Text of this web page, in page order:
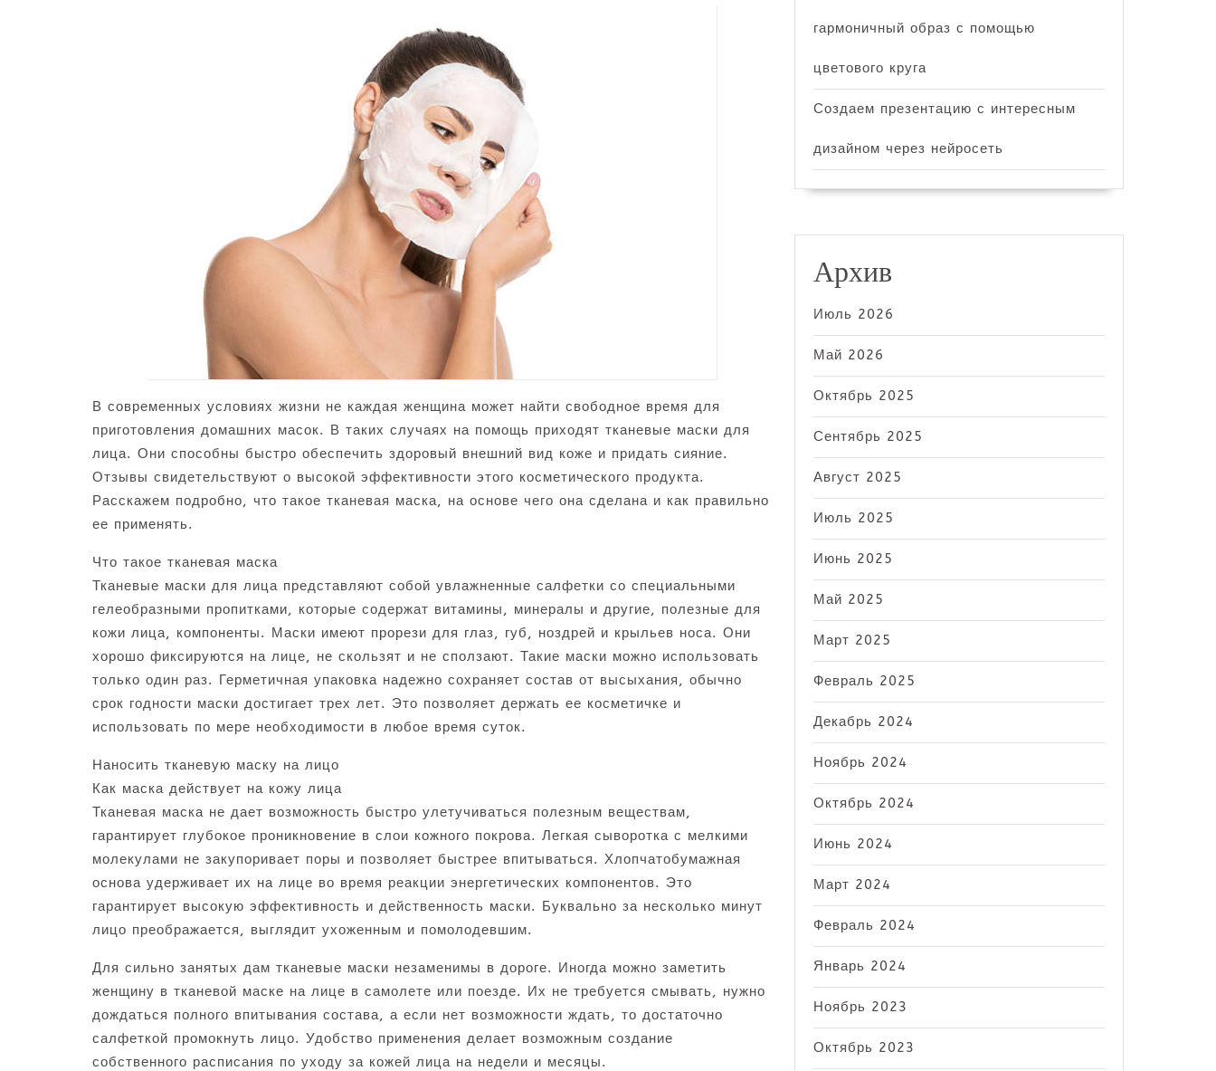
В современных условиях жизни не каждая женщина может найти свободное время для
приготовления домашних масок. В таких случаях на помощь приходят тканевые маски для
лица. Они способны быстро обеспечить здоровый внешний вид коже и придать сияние.
Отзывы свидетельствуют о высокой эффективности этого косметического продукта.
Расскажем подробно, что такое тканевая маска, на основе чего она сделана и как правильно
ее применять.
Что такое тканевая маска
Тканевые маски для лица представляют собой увлажненные салфетки со специальными
гелеобразными пропитками, которые содержат витамины, минералы и другие, полезные для
кожи лица, компоненты. Маски имеют прорези для глаз, губ, ноздрей и крыльев носа. Они
хорошо фиксируются на лице, не скользят и не сползают. Такие маски можно использовать
только один раз. Герметичная упаковка надежно сохраняет состав от высыхания, обычно
срок годности маски достигает трех лет. Это позволяет держать ее косметичке и
использовать по мере необходимости в любое время суток.
Наносить тканевую маску на лицо
Как маска действует на кожу лица
Тканевая маска не дает возможность быстро улетучиваться полезным веществам,
гарантирует глубокое проникновение в слои кожного покрова. Легкая сыворотка с мелкими
молекулами не закупоривает поры и позволяет быстрее впитываться. Хлопчатобумажная
основа удерживает их на лице во время реакции энергетических компонентов. Это
гарантирует высокую эффективность и действенность маски. Буквально за несколько минут
лицо преображается, выглядит ухоженным и помолодевшим.
Для сильно занятых дам тканевые маски незаменимы в дороге. Иногда можно заметить
женщину в тканевой маске на лице в самолете или поезде. Их не требуется смывать, нужно
дождаться полного впитывания состава, а если нет возможности ждать, то достаточно
салфеткой промокнуть лицо. Удобство применения делает возможным создание
собственного расписания по уходу за кожей лица на недели и месяцы.
гармоничный образ с помощью
цветового круга
Создаем презентацию с интересным
дизайном через нейросеть
Архив
Июль 2026
Май 2026
Октябрь 2025
Сентябрь 2025
Август 2025
Июль 2025
Июнь 2025
Май 2025
Март 2025
Февраль 2025
Декабрь 2024
Ноябрь 2024
Октябрь 2024
Июнь 2024
Март 2024
Февраль 2024
Январь 2024
Ноябрь 2023
Октябрь 2023